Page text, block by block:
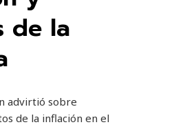
de la
advirtió sobre
de la inflación en el